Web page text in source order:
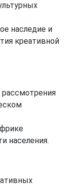
наследие и
креативной
населения.